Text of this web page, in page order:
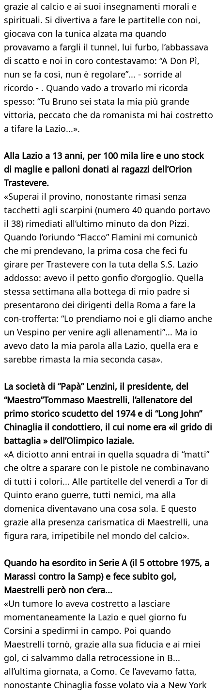
grazie al calcio e ai suoi insegnamenti morali e
spirituali. Si divertiva a fare le partitelle con noi,
giocava con la tunica alzata ma quando
provavamo a fargli il tunnel, lui furbo, l’abbassava
di scatto e noi in coro contestavamo: “A Don Pì,
nun se fa così, nun è regolare”... - sorride al
ricordo - . Quando vado a trovarlo mi ricorda
spesso: “Tu Bruno sei stata la mia più grande
vittoria, peccato che da romanista mi hai costretto
a tifare la Lazio...».
Alla Lazio a 13 anni, per 100 mila lire e uno stock
di maglie e palloni donati ai ragazzi dell’Orion
Trastevere.
«Superai il provino, nonostante rimasi senza
tacchetti agli scarpini (numero 40 quando portavo
il 38) rimediati all’ultimo minuto da don Pizzi.
Quando l’oriundo “Flacco” Flamini mi comunicò
che mi prendevano, la prima cosa che feci fu
girare per Trastevere con la tuta della S.S. Lazio
addosso: avevo il petto gonfio d’orgoglio. Quella
stessa settimana alla bottega di mio padre si
presentarono dei dirigenti della Roma a fare la
con-trofferta: “Lo prendiamo noi e gli diamo anche
un Vespino per venire agli allenamenti”... Ma io
avevo dato la mia parola alla Lazio, quella era e
sarebbe rimasta la mia seconda casa».
La società di “Papà” Lenzini, il presidente, del
“Maestro”Tommaso Maestrelli, l’allenatore del
primo storico scudetto del 1974 e di “Long John”
Chinaglia il condottiero, il cui nome era «il grido di
battaglia » dell’Olimpico laziale.
«A diciotto anni entrai in quella squadra di “matti”
che oltre a sparare con le pistole ne combinavano
di tutti i colori... Alle partitelle del venerdì a Tor di
Quinto erano guerre, tutti nemici, ma alla
domenica diventavano una cosa sola. E questo
grazie alla presenza carismatica di Maestrelli, una
figura rara, irripetibile nel mondo del calcio».
Quando ha esordito in Serie A (il 5 ottobre 1975, a
Marassi contro la Samp) e fece subito gol,
Maestrelli però non c’era...
«Un tumore lo aveva costretto a lasciare
momentaneamente la Lazio e quel giorno fu
Corsini a spedirmi in campo. Poi quando
Maestrelli tornò, grazie alla sua fiducia e ai miei
gol, ci salvammo dalla retrocessione in B...
all’ultima giornata, a Como. Ce l’avevamo fatta,
nonostante Chinaglia fosse volato via a New York